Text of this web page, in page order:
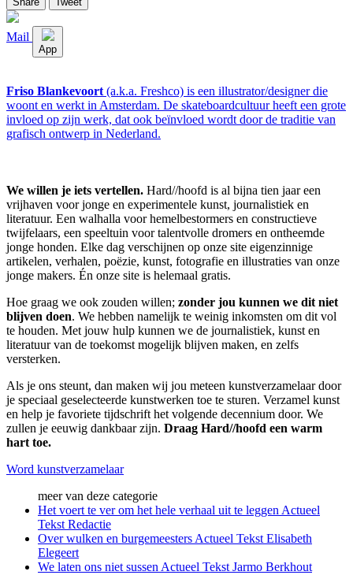
Mail
App
Friso Blankevoort (a.k.a. Freshco) is een illustrator/designer die
woont en werkt in Amsterdam. De skateboardcultuur heeft een grote
invloed op zijn werk, dat ook beïnvloed wordt door de traditie van
grafisch ontwerp in Nederland.
We willen je iets vertellen. Hard//hoofd is al bijna tien jaar een
vrijhaven voor jonge en experimentele kunst, journalistiek en
literatuur. Een walhalla voor hemelbestormers en constructieve
twijfelaars, een speeltuin voor talentvolle dromers en ontheemde
jonge honden. Elke dag verschijnen op onze site eigenzinnige
artikelen, verhalen, poëzie, kunst, fotografie en illustraties van onze
jonge makers. Én onze site is helemaal gratis.
Hoe graag we ook zouden willen; zonder jou kunnen we dit niet
blijven doen. We hebben namelijk te weinig inkomsten om dit vol
te houden. Met jouw hulp kunnen we de journalistiek, kunst en
literatuur van de toekomst mogelijk blijven maken, en zelfs
versterken.
Als je ons steunt, dan maken wij jou meteen kunstverzamelaar door
je speciaal geselecteerde kunstwerken toe te sturen. Verzamel kunst
en help je favoriete tijdschrift het volgende decennium door. We
zullen je eeuwig dankbaar zijn. Draag Hard//hoofd een warm
hart toe.
Word kunstverzamelaar
meer van deze categorie
Het voert te ver om het hele verhaal uit te leggen Actueel
Tekst Redactie
Over wulken en burgemeesters Actueel Tekst Elisabeth
Elegeert
We laten ons niet sussen Actueel Tekst Jarmo Berkhout